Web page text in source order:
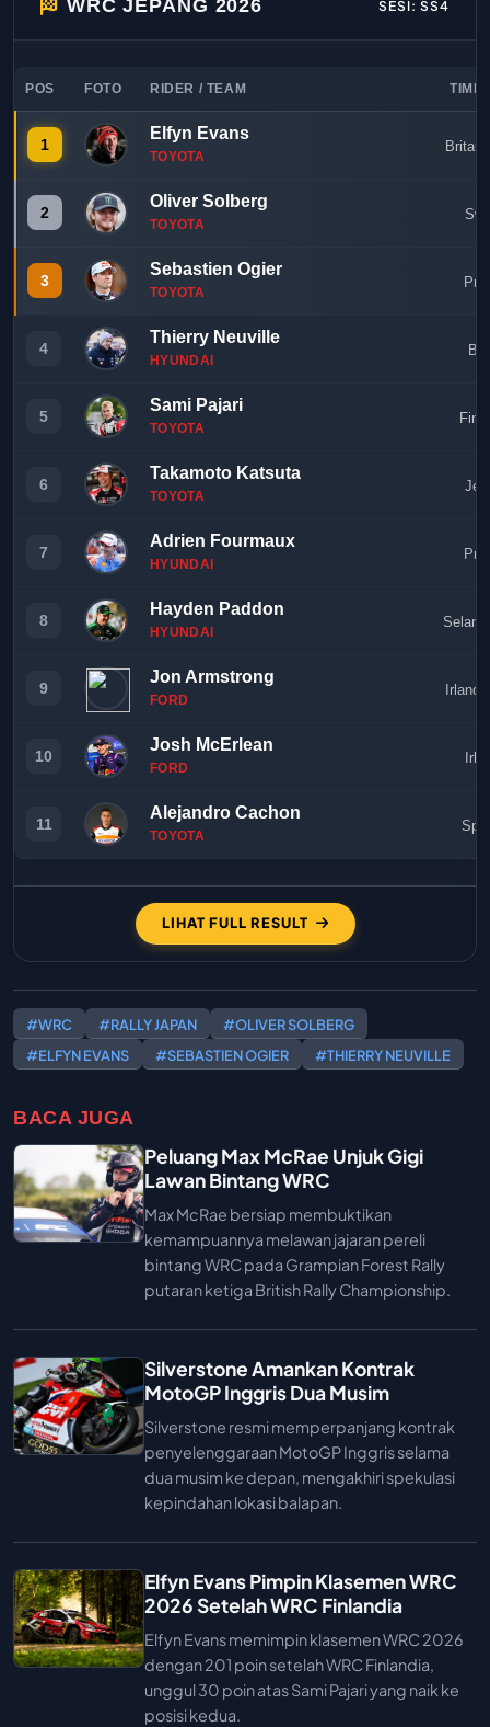
WRC JEPANG 2026 SESI: SS4
POS FOTO RIDER / TEAM TIME
1
Elfyn Evans
TOYOTA
2
Oliver Solberg
TOYOTA
3
Sebastien Ogier
TOYOTA
4
Thierry Neuville
HYUNDAI
5
Sami Pajari
TOYOTA
6
Takamoto Katsuta
TOYOTA
7
Adrien Fourmaux
HYUNDAI
8
Hayden Paddon
HYUNDAI
9
Jon Armstrong
FORD
10
Josh McErlean
FORD
11
Alejandro Cachon
TOYOTA
LIHAT FULL RESULT
#WRC #RALLY JAPAN
#OLIVER SOLBERG
#ELFYN EVANS
#SEBASTIEN OGIER #THIERRY NEUVILLE
BACA JUGA
Peluang Max McRae Unjuk Gigi
Lawan Bintang WRC
Max McRae bersiap membuktikan
kemampuannya melawan jajaran pereli
bintang WRC pada Grampian Forest Rally
putaran ketiga British Rally Championship.
Silverstone Amankan Kontrak
MotoGP Inggris Dua Musim
Silverstone resmi memperpanjang kontrak
penyelenggaraan MotoGP Inggris selama
dua musim ke depan, mengakhiri spekulasi
kepindahan lokasi balapan.
Elfyn Evans Pimpin Klasemen WRC
2026 Setelah WRC Finlandia
Elfyn Evans memimpin klasemen WRC 2026
dengan 201 poin setelah WRC Finlandia,
unggul 30 poin atas Sami Pajari yang naik ke
posisi kedua.